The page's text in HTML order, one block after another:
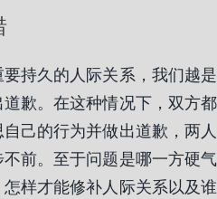
持久的人际关系，我们越是
歉。在这种情况下，双方都
己的行为并做出道歉，两人
前。至于问题是哪一方硬气
样才能修补人际关系以及谁